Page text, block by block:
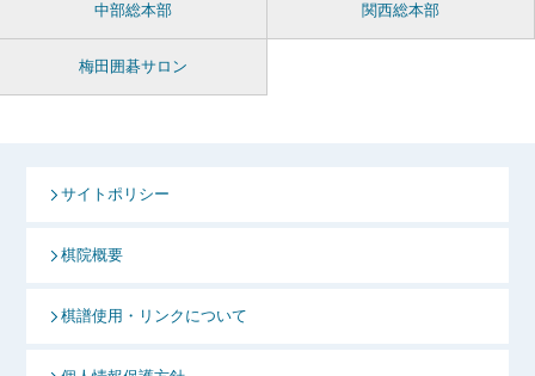
中部総本部 関西総本部
梅田囲碁サロン
サイトポリシー
棋院概要
棋譜使用・リンクについて